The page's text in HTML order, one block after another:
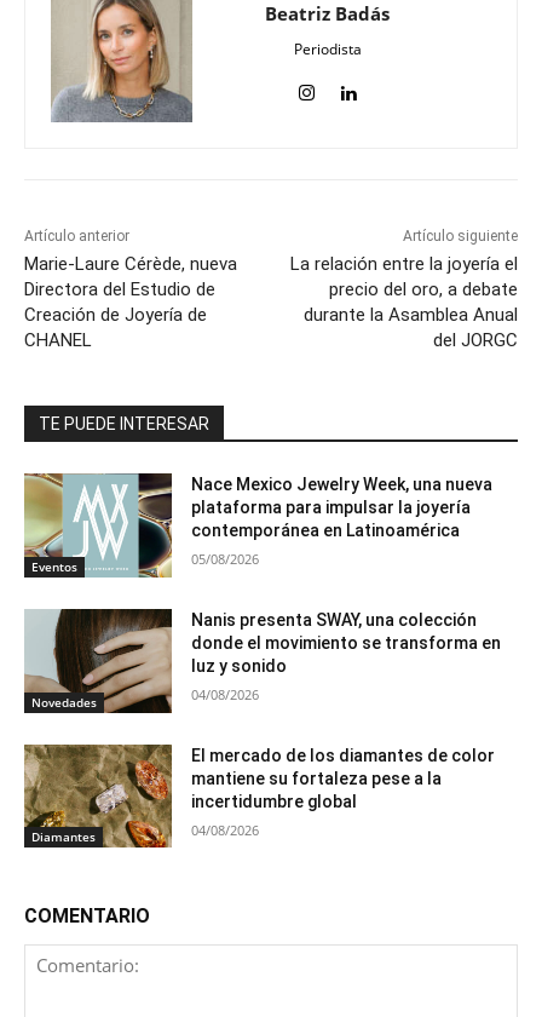
Beatriz Badás
Periodista
Artículo anterior
Marie-Laure Cérède, nueva
Directora del Estudio de
Creación de Joyería de
CHANEL
Artículo siguiente
La relación entre la joyería el
precio del oro, a debate
durante la Asamblea Anual
del JORGC
TE PUEDE INTERESAR
Eventos
Nace Mexico Jewelry Week, una nueva
plataforma para impulsar la joyería
contemporánea en Latinoamérica
05/08/2026
Novedades
Nanis presenta SWAY, una colección
donde el movimiento se transforma en
luz y sonido
04/08/2026
Diamantes
El mercado de los diamantes de color
mantiene su fortaleza pese a la
incertidumbre global
04/08/2026
COMENTARIO